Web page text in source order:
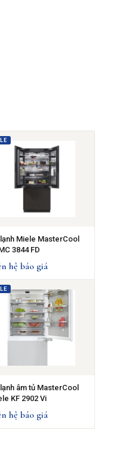
Miele MasterCool
3844 FD
hệ báo giá
âm tủ MasterCool
KF 2902 Vi
hệ báo giá